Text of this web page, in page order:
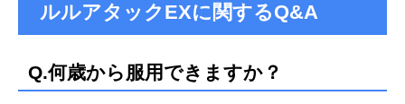
ルルアタックEXに関するQ&A
Q.何歳から服用できますか？